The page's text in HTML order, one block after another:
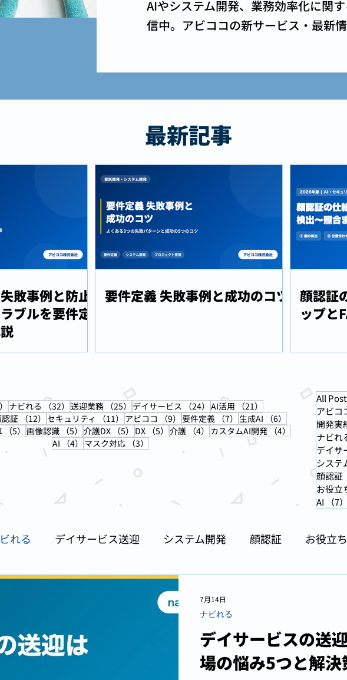
AIやシステム開発、業務効率化に関
信中。アビココの新サービス・最新
最新記事
敗事例と防止
ブルを要件定
要件定義 失敗事例と成功のコツ
顔認証
ップと
40件の記事
ナビれる （32） 32件の記事
送迎業務 （25） 25件の記事
デイサービス （24） 24件の記事
AI活用 （21）
件の記事
証 （12） 12件の記事
セキュリティ （11） 11件の記事
アビココ （9） 9件の記事
要件定義 （7） 7件の記事
生成AI （6）
6件の記事
（5） 5件の記事
画像認識 （5） 5件の記事
介護DX （5） 5件の記事
DX （5） 5件の記事
介護 （4） 4件の記事
カスタムAI開発 （4）
4件の記事
AI
（4） 4件の記事
マスク対応 （3）
All
アビコ
開発実
ナビれ
デイサ
システ
顔認証
お役立
AI
（7）
れる デイサービス送迎 システム開発 顔認証 お役立
デイサービスの送
場の悩み5つと解決
ナビれる
7月14日